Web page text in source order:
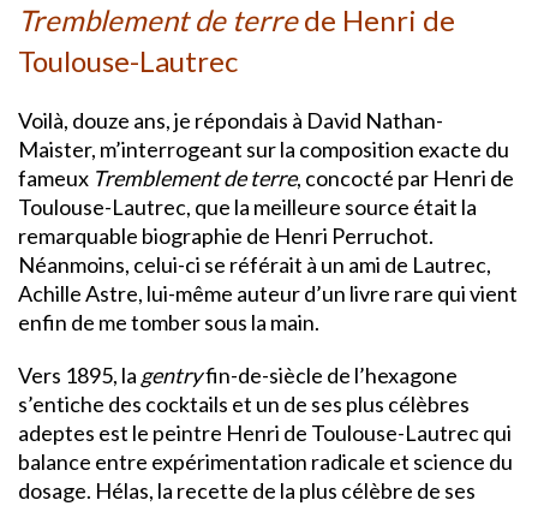
Tremblement de terrede Henri de
Toulouse-Lautrec
Voilà, douze ans, je répondais à David Nathan-
Maister, m’interrogeant sur la composition exacte du
fameux Tremblement de terre, concocté par Henri de
Toulouse-Lautrec, que la meilleure source était la
remarquable biographie de Henri Perruchot.
Néanmoins, celui-ci se référait à un ami de Lautrec,
Achille Astre, lui-même auteur d’un livre rare qui vient
enfin de me tomber sous la main.
Vers 1895, la gentryfin-de-siècle de l’hexagone
s’entiche des cocktails et un de ses plus célèbres
adeptes est le peintre Henri de Toulouse-Lautrec qui
balance entre expérimentation radicale et science du
dosage. Hélas, la recette de la plus célèbre de ses